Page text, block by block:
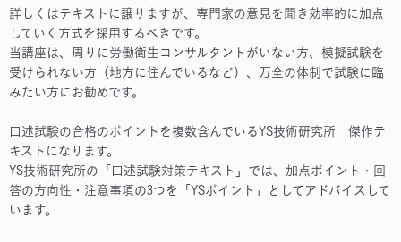
詳しくはテキストに譲りますが、専門家の意見を聞き効率的に加点
していく方式を採用するべきです。
当講座は、周りに労働衛生コンサルタントがいない方、模擬試験を
受けられない方（地方に住んでいるなど）、万全の体制で試験に臨
みたい方にお勧めです。
口述試験の合格のポイントを複数含んでいるYS技術研究所 傑作テ
キストになります。
YS技術研究所の「口述試験対策テキスト」では、加点ポイント・回
答の方向性・注意事項の3つを「YSポイント」としてアドバイスして
います。